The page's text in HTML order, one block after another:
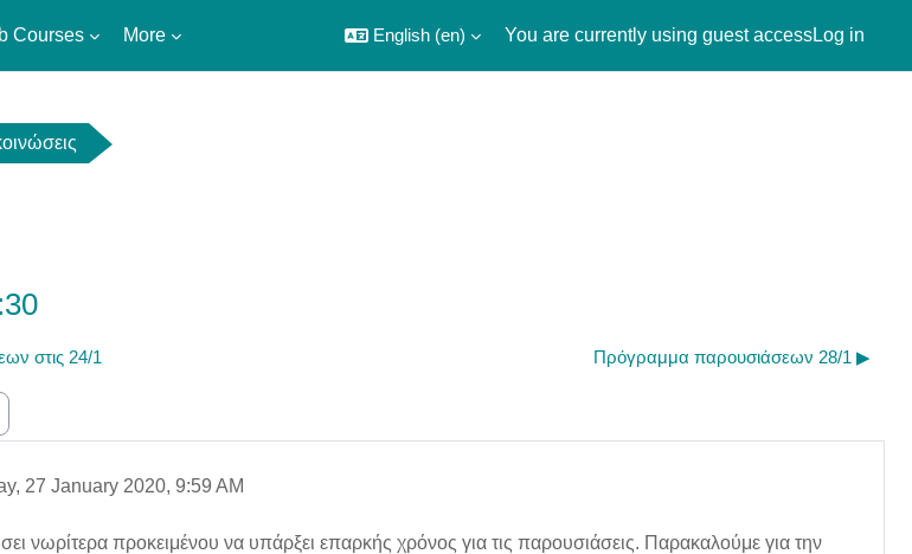
Courses More English ‎(en)‎ You are currently using guest accessLog in
στις 24/1 Πρόγραμμα παρουσιάσεων 28/1 ▶︎
27 January 2020, 9:59 AM
νωρίτερα προκειμένου να υπάρξει επαρκής χρόνος για τις παρουσιάσεις. Παρακαλούμε για την